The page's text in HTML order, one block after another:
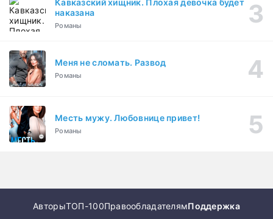
Кавказский хищник. Плохая девочка будет
наказана
Романы
Меня не сломать. Развод
Романы
Месть мужу. Любовнице привет!
Романы
АвторыТОП-100ПравообладателямПоддержка